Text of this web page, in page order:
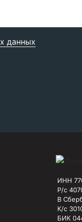
данных
ИНН
Р/с
В
К/с
БИК